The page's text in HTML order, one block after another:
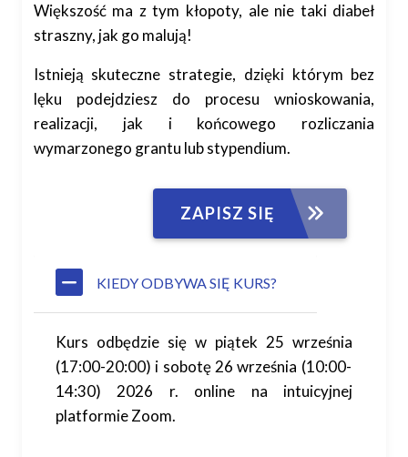
Większość ma z tym kłopoty, ale nie taki diabeł
straszny, jak go malują!
Istnieją skuteczne strategie, dzięki którym bez
lęku podejdziesz do procesu wnioskowania,
realizacji, jak i końcowego rozliczania
wymarzonego grantu lub stypendium.
ZAPISZ SIĘ
KIEDY ODBYWA SIĘ KURS?
Kurs odbędzie się w piątek 25 września
(17:00-20:00) i sobotę 26 września (10:00-
14:30) 2026 r. online na intuicyjnej
platformie Zoom.